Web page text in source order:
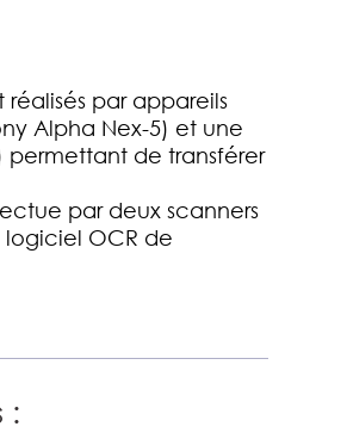
réalisés par appareils
Alpha Nex-5) et une
permettant de transférer
par deux scanners
OCR de
: